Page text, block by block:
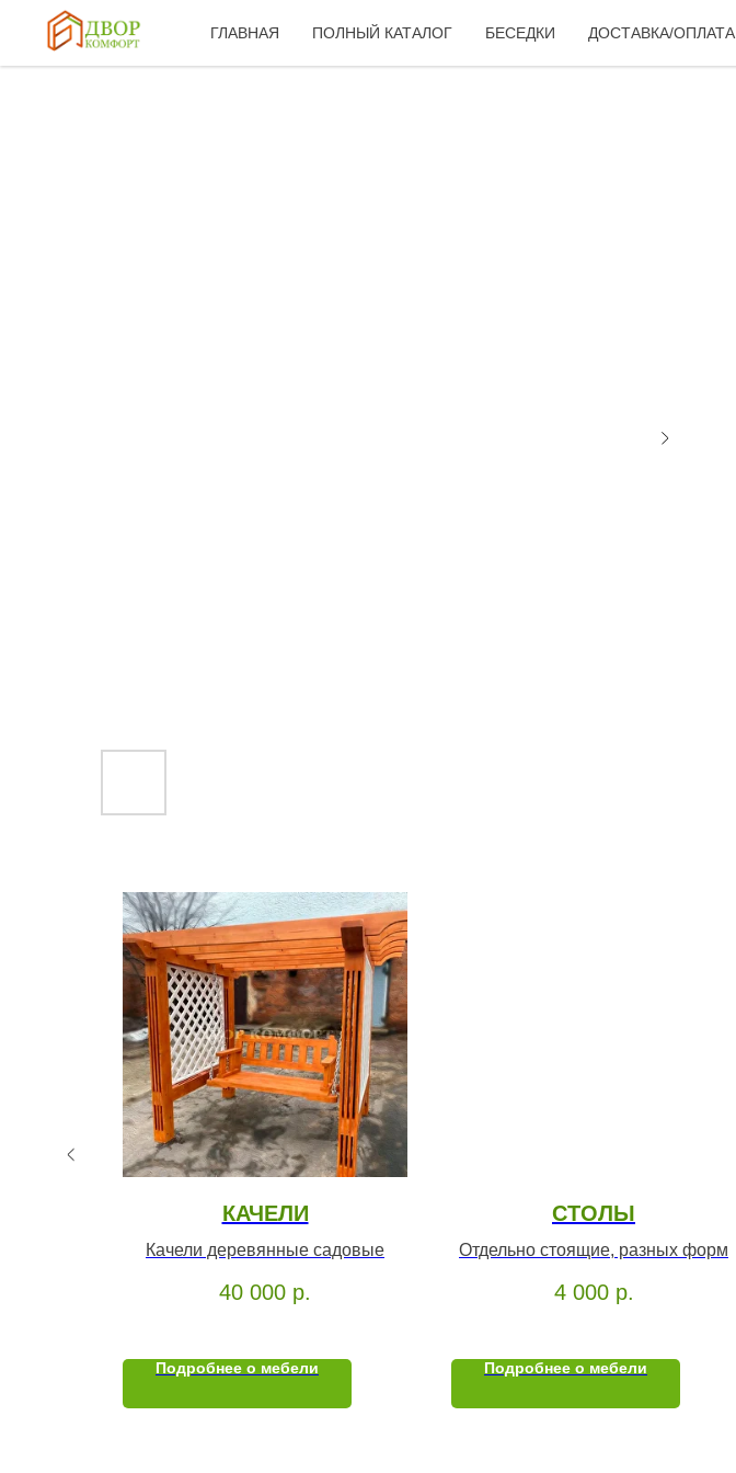
ГЛАВНАЯ ПОЛНЫЙ КАТАЛОГ БЕСЕДКИ ДОСТАВКА/ОПЛАТА
КАЧЕЛИ
Качели деревянные садовые
40 000 р.
Подробнее о мебели
СТОЛЫ
Отдельно стоящие, разных форм
4 000 р.
Подробнее о мебели